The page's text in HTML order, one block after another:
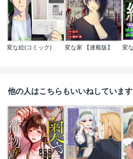
変な絵(コミック) 変な家 【連載版】
他の人はこちらもいいねしています